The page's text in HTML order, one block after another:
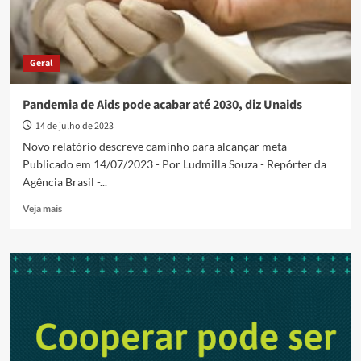
Geral
Pandemia de Aids pode acabar até 2030, diz Unaids
14 de julho de 2023
Novo relatório descreve caminho para alcançar meta
Publicado em 14/07/2023 - Por Ludmilla Souza - Repórter da
Agência Brasil -...
Veja maisRead
Pandemia
até
2030,